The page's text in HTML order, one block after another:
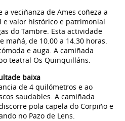
veciñanza de Ames coñeza a
valor histórico e patrimonial
do Tambre. Esta actividade
mañá, de 10.00 a 14.30 horas.
e auga. A camiñada
teatral Os Quinquilláns.
baixa
de 4 quilómetros e ao
saudables. A camiñada
pola capela do Corpiño e
no Pazo de Lens.